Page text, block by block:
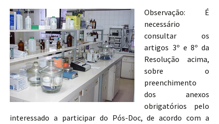
Observação: É
necessário
consultar os
artigos 3º e 8º da
Resolução acima,
sobre o
preenchimento
dos anexos
obrigatórios pelo
interessado a participar do Pós-Doc, de acordo com a